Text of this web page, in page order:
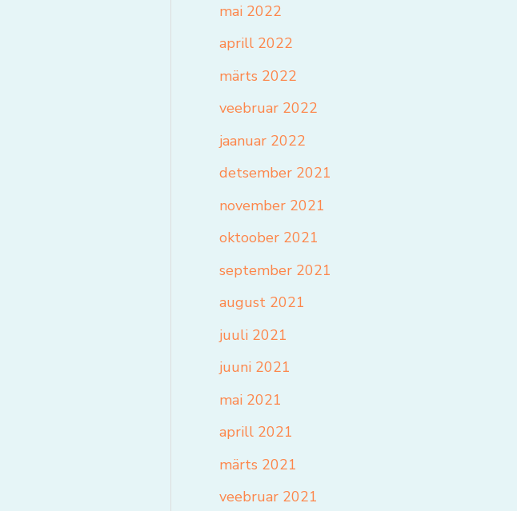
mai 2022
aprill 2022
märts 2022
veebruar 2022
jaanuar 2022
detsember 2021
november 2021
oktoober 2021
september 2021
august 2021
juuli 2021
juuni 2021
mai 2021
aprill 2021
märts 2021
veebruar 2021